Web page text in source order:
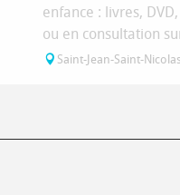
enfance : livres,
ou en consultation
Saint-Jean-Saint-Nicolas